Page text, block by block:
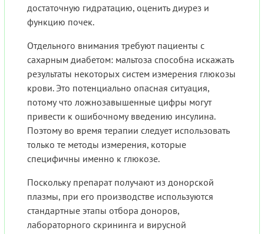
достаточную гидратацию, оценить диурез и
функцию почек.
Отдельного внимания требуют пациенты с
сахарным диабетом: мальтоза способна искажать
результаты некоторых систем измерения глюкозы
крови. Это потенциально опасная ситуация,
потому что ложнозавышенные цифры могут
привести к ошибочному введению инсулина.
Поэтому во время терапии следует использовать
только те методы измерения, которые
специфичны именно к глюкозе.
Поскольку препарат получают из донорской
плазмы, при его производстве используются
стандартные этапы отбора доноров,
лабораторного скрининга и вирусной